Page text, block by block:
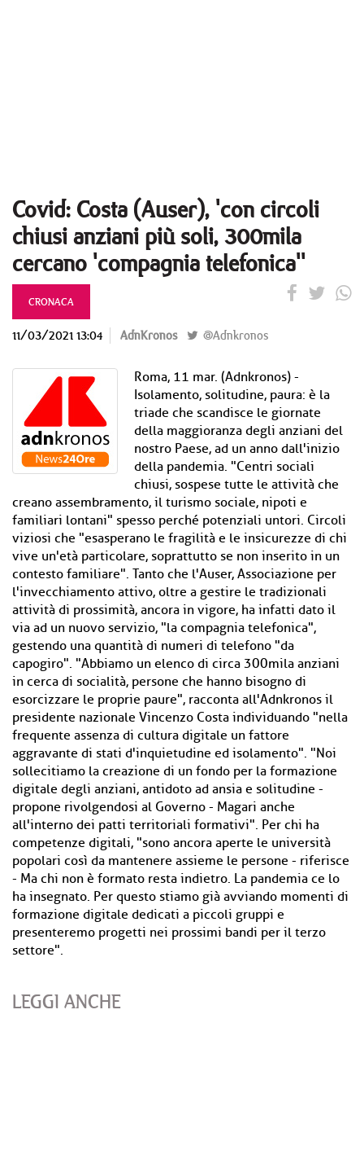
Covid: Costa (Auser), 'con circoli
chiusi anziani più soli, 300mila
cercano 'compagnia telefonica''
CRONACA
11/03/2021 13:04 AdnKronos @Adnkronos
Roma, 11 mar. (Adnkronos) -
Isolamento, solitudine, paura: è la
triade che scandisce le giornate
della maggioranza degli anziani del
nostro Paese, ad un anno dall'inizio
della pandemia. "Centri sociali
chiusi, sospese tutte le attività che
creano assembramento, il turismo sociale, nipoti e
familiari lontani" spesso perché potenziali untori. Circoli
viziosi che "esasperano le fragilità e le insicurezze di chi
vive un'età particolare, soprattutto se non inserito in un
contesto familiare". Tanto che l'Auser, Associazione per
l'invecchiamento attivo, oltre a gestire le tradizionali
attività di prossimità, ancora in vigore, ha infatti dato il
via ad un nuovo servizio, "la compagnia telefonica",
gestendo una quantità di numeri di telefono "da
capogiro". "Abbiamo un elenco di circa 300mila anziani
in cerca di socialità, persone che hanno bisogno di
esorcizzare le proprie paure", racconta all'Adnkronos il
presidente nazionale Vincenzo Costa individuando "nella
frequente assenza di cultura digitale un fattore
aggravante di stati d'inquietudine ed isolamento". "Noi
sollecitiamo la creazione di un fondo per la formazione
digitale degli anziani, antidoto ad ansia e solitudine -
propone rivolgendosi al Governo - Magari anche
all'interno dei patti territoriali formativi". Per chi ha
competenze digitali, "sono ancora aperte le università
popolari così da mantenere assieme le persone - riferisce
- Ma chi non è formato resta indietro. La pandemia ce lo
ha insegnato. Per questo stiamo già avviando momenti di
formazione digitale dedicati a piccoli gruppi e
presenteremo progetti nei prossimi bandi per il terzo
settore".
LEGGI ANCHE